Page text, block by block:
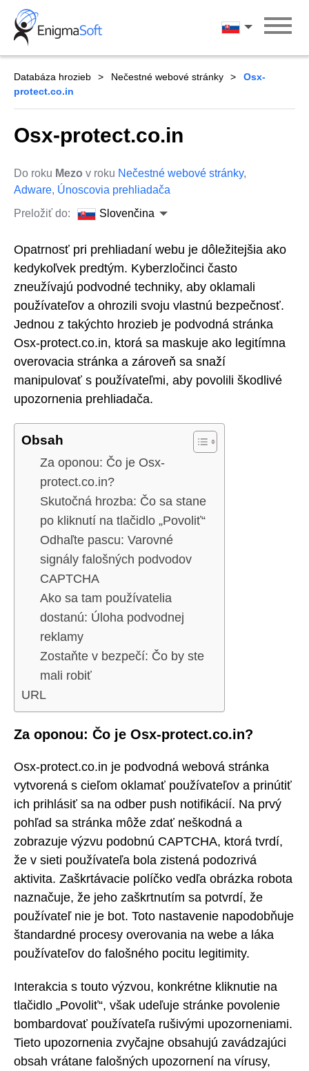
Skip
content
Slovenčina
Databáza hrozieb Nečestné webové stránky
Osx-
protect.co.in
Osx-protect.co.in
Do roku Mezo v roku Nečestné webové stránky,
Adware, Únoscovia prehliadača
Preložiť do:
Slovenčina
Opatrnosť pri prehliadaní webu je dôležitejšia ako
kedykoľvek predtým. Kyberzločinci často
zneužívajú podvodné techniky, aby oklamali
používateľov a ohrozili svoju vlastnú bezpečnosť.
Jednou z takýchto hrozieb je podvodná stránka
Osx-protect.co.in, ktorá sa maskuje ako legitímna
overovacia stránka a zároveň sa snaží
manipulovať s používateľmi, aby povolili škodlivé
upozornenia prehliadača.
Obsah
Za oponou: Čo je Osx-
protect.co.in?
Skutočná hrozba: Čo sa stane
po kliknutí na tlačidlo „Povoliť“
Odhaľte pascu: Varovné
signály falošných podvodov
CAPTCHA
Ako sa tam používatelia
dostanú: Úloha podvodnej
reklamy
Zostaňte v bezpečí: Čo by ste
mali robiť
URL
Za oponou: Čo je Osx-protect.co.in?
Osx-protect.co.in je podvodná webová stránka
vytvorená s cieľom oklamať používateľov a prinútiť
ich prihlásiť sa na odber push notifikácií. Na prvý
pohľad sa stránka môže zdať neškodná a
zobrazuje výzvu podobnú CAPTCHA, ktorá tvrdí,
že v sieti používateľa bola zistená podozrivá
aktivita. Zaškrtávacie políčko vedľa obrázka robota
naznačuje, že jeho zaškrtnutím sa potvrdí, že
používateľ nie je bot. Toto nastavenie napodobňuje
štandardné procesy overovania na webe a láka
používateľov do falošného pocitu legitimity.
Interakcia s touto výzvou, konkrétne kliknutie na
tlačidlo „Povoliť“, však udeľuje stránke povolenie
bombardovať používateľa rušivými upozorneniami.
Tieto upozornenia zvyčajne obsahujú zavádzajúci
obsah vrátane falošných upozornení na vírusy,